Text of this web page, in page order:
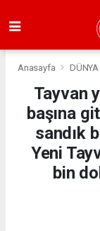
Anasayfa DÜNYA
Tayvan
başına
sandık
Yeni
bin